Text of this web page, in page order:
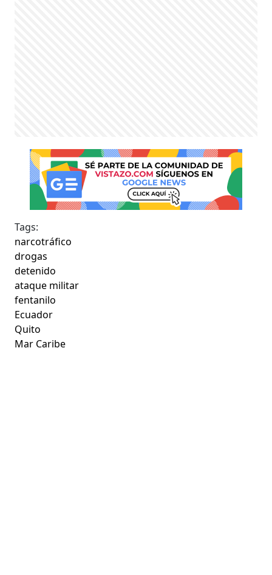
Tags:
narcotráfico
drogas
detenido
ataque militar
fentanilo
Ecuador
Quito
Mar Caribe